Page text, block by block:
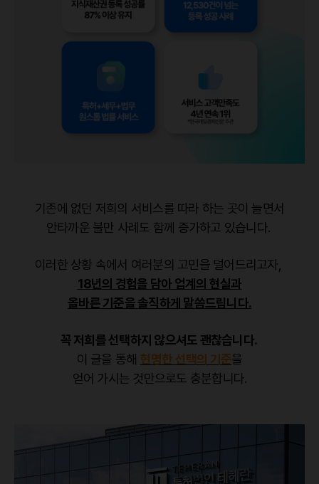
기존에 없던 저희의 서비스를 따라 하는 곳이 늘면서
안타까운 불만 사례도 함께 증가하고 있습니다.
이러한 상황 속에서 여러분의 고민을 덜어드리고자,
18년의 경험을 담아 업계의 현실과
올바른 기준을 솔직하게 말씀드립니다.
꼭 저희를 선택하지 않으셔도 괜찮습니다.
이 글을 통해 현명한 선택의 기준을
얻어 가시는 것만으로도 충분합니다.